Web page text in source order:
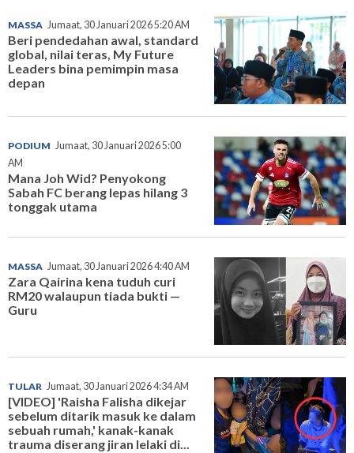
MASSA Jumaat, 30 Januari 2026 5:20 AM
Beri pendedahan awal, standard
global, nilai teras, My Future
Leaders bina pemimpin masa
depan
PODIUM Jumaat, 30 Januari 2026 5:00
AM
Mana Joh Wid? Penyokong
Sabah FC berang lepas hilang 3
tonggak utama
MASSA Jumaat, 30 Januari 2026 4:40 AM
Zara Qairina kena tuduh curi
RM20 walaupun tiada bukti —
Guru
TULAR Jumaat, 30 Januari 2026 4:34 AM
[VIDEO] 'Raisha Falisha dikejar
sebelum ditarik masuk ke dalam
sebuah rumah,' kanak-kanak
trauma diserang jiran lelaki di...